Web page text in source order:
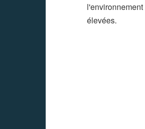
élevées.